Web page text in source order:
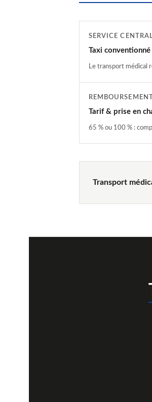
SERVICE
Taxi
Le transport médical
Tarif & prise en
65 % ou 100 % :
Transport